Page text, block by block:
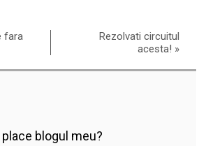
fara
Rezolvati circuitul
acesta! »
blogul meu?